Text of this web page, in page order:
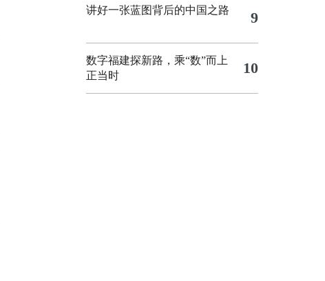
讲好一张蓝图背后的中国之路 9
数字福建探新路，乘“数”而上
正当时
10